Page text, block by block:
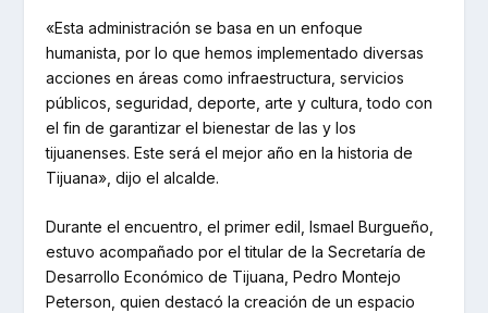
«Esta administración se basa en un enfoque
humanista, por lo que hemos implementado diversas
acciones en áreas como infraestructura, servicios
públicos, seguridad, deporte, arte y cultura, todo con
el fin de garantizar el bienestar de las y los
tijuanenses. Este será el mejor año en la historia de
Tijuana», dijo el alcalde.
Durante el encuentro, el primer edil, Ismael Burgueño,
estuvo acompañado por el titular de la Secretaría de
Desarrollo Económico de Tijuana, Pedro Montejo
Peterson, quien destacó la creación de un espacio